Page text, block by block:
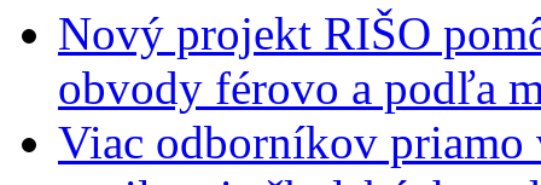
Nový projekt RIŠO
obvody férovo a podľa
Viac odborníkov priamo